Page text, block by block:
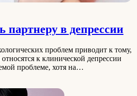
партнеру в депрессии
проблем приводит к тому,
к клинической депрессии
проблеме, хотя на…